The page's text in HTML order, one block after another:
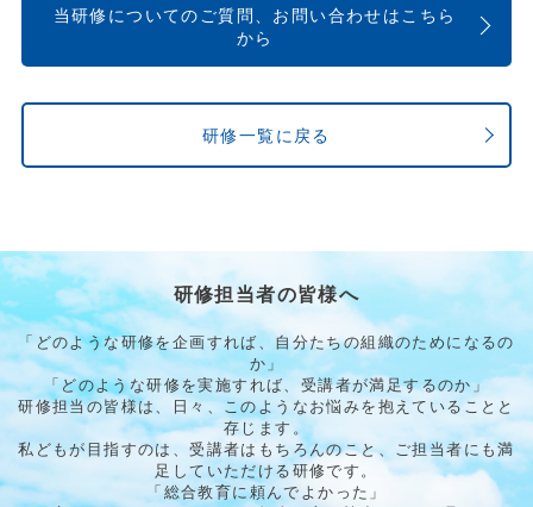
当研修についてのご質問、お問い合わせはこちら
から
研修一覧に戻る
研修担当者の皆様へ
「どのような研修を企画すれば、自分たちの組織のためになるの
か」
「どのような研修を実施すれば、受講者が満足するのか」
研修担当の皆様は、日々、このようなお悩みを抱えていることと
存じます。
私どもが目指すのは、受講者はもちろんのこと、ご担当者にも満
足していただける研修です。
「総合教育に頼んでよかった」